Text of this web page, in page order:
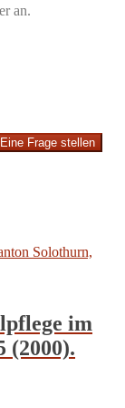
an.
Eine Frage stellen
im
(2000).